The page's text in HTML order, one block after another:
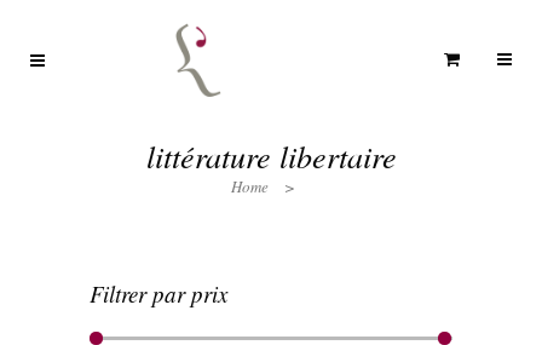
littérature libertaire
Home >
Filtrer par prix